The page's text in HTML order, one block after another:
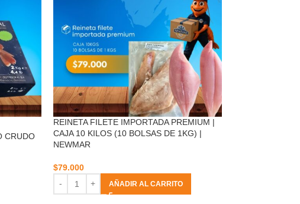
CRUDO
REINETA FILETE IMPORTADA PREMIUM |
CAJA 10 KILOS (10 BOLSAS DE 1KG) |
NEWMAR
$79.000
AÑADIR AL CARRITO